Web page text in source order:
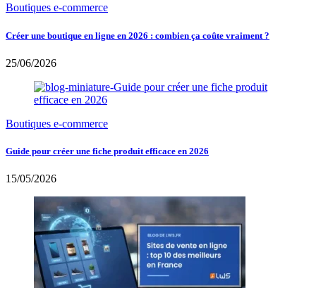
Boutiques e-commerce
Créer une boutique en ligne en 2026 : combien ça coûte vraiment ?
25/06/2026
Boutiques e-commerce
Guide pour créer une fiche produit efficace en 2026
15/05/2026